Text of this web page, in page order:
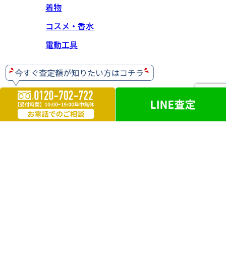
着物
コスメ・香水
電動工具
ホビー・ゲーム
楽器
お酒